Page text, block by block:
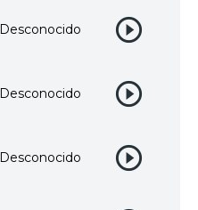
Desconocido
Desconocido
Desconocido